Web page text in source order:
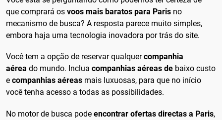
que comprará os voos mais baratos para Paris no
mecanismo de busca? A resposta parece muito simples,
embora haja uma tecnologia inovadora por trás do site.
Você tem a opção de reservar qualquercompanhia
aérea do mundo. Inclua companhias aéreas de baixo custo
e companhias aéreas mais luxuosas, para que no início
você tenha acesso a todas as possibilidades.
No motor de busca pode encontrar ofertas directas a Paris,